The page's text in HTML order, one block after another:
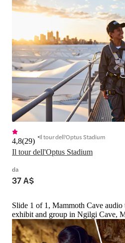
Il tour dell'Optus Stadium
4,8(29) Il tour dell'Optus Stadium
da
37 A$
Slide 1 of 1, Mammoth Cave
exhibit and group in Ngilgi Cave,